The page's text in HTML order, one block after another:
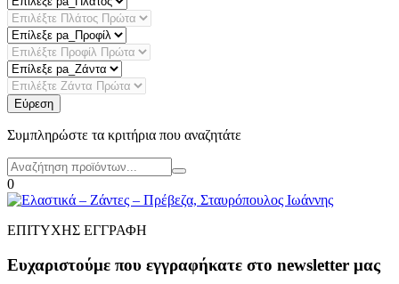
Εύρεση
Συμπληρώστε τα κριτήρια που αναζητάτε
0
ΕΠΙΤΥΧΗΣ ΕΓΓΡΑΦΗ
Ευχαριστούμε που εγγραφήκατε στο newsletter μας